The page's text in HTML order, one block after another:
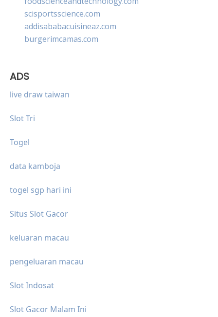
scisportsscience.com
addisababacuisineaz.com
burgerimcamas.com
ADS
live draw taiwan
Slot Tri
Togel
data kamboja
togel sgp hari ini
Situs Slot Gacor
keluaran macau
pengeluaran macau
Slot Indosat
Slot Gacor Malam Ini